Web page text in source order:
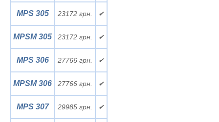
MPS 305 23172 грн. ✔
MPSM 305 23172 грн. ✔
MPS 306 27766 грн. ✔
MPSM 306 27766 грн. ✔
MPS 307 29985 грн. ✔